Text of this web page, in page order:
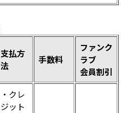
支払方
法
手数料
ファンク
ラブ
会員割引
・クレ
ジット